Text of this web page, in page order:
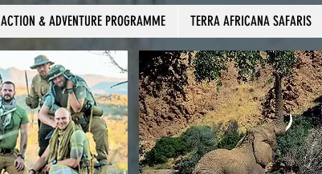
ACTION & ADVENTURE PROGRAMME TERRA AFRICANA SAFARIS